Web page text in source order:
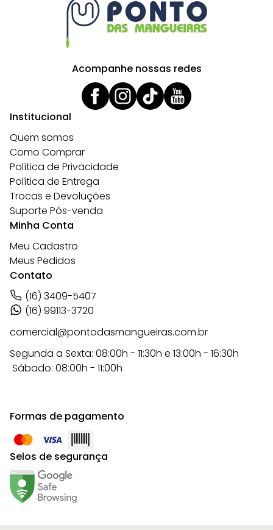
Acompanhe nossas redes
Institucional
Quem somos
Como Comprar
Política de Privacidade
Política de Entrega
Trocas e Devoluções
Suporte Pós-venda
Minha Conta
Meu Cadastro
Meus Pedidos
Contato
(16) 3409-5407
(16) 99113-3720
comercial@pontodasmangueiras.com.br
Segunda a Sexta: 08:00h - 11:30h e 13:00h - 16:30h
Sábado: 08:00h - 11:00h
Formas de pagamento
Selos de segurança